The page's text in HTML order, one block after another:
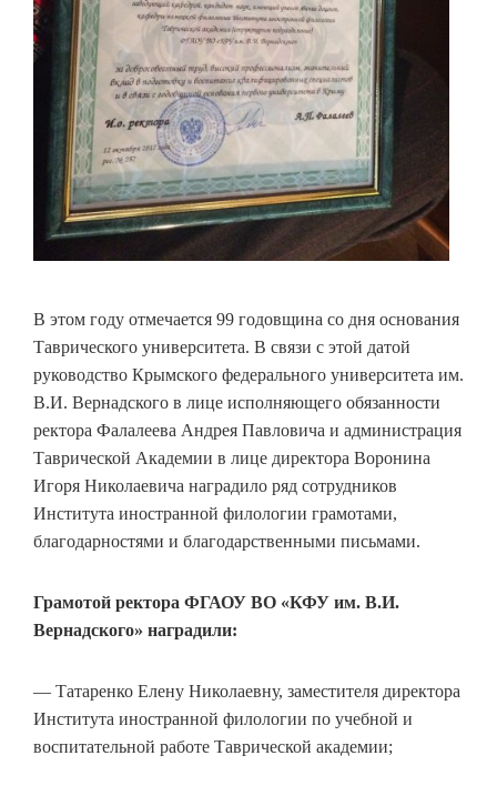
В этом году отмечается 99 годовщина со дня основания
Таврического университета. В связи с этой датой
руководство Крымского федерального университета им.
В.И. Вернадского в лице исполняющего обязанности
ректора Фалалеева Андрея Павловича и администрация
Таврической Академии в лице директора Воронина
Игоря Николаевича наградило ряд сотрудников
Института иностранной филологии грамотами,
благодарностями и благодарственными письмами.
Грамотой ректора ФГАОУ ВО «КФУ им. В.И.
Вернадского» наградили:
— Татаренко Елену Николаевну, заместителя директора
Института иностранной филологии по учебной и
воспитательной работе Таврической академии;